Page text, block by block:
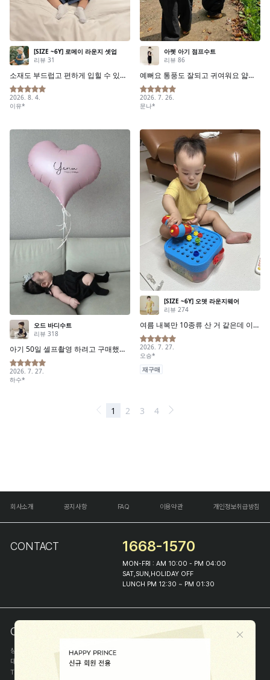
회사소개 공지사항 FAQ 이용약관 개인정보취급방침
CONTACT 1668-1570
MON-FRI : AM 10:00 - PM 04:00
SAT,SUN,HOLIDAY OFF
LUNCH PM 12:30 ~ PM 01:30
COMPANY INFO
상호
(주)해피프린스
대표
이화진
TEL